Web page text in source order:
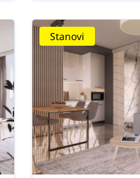
Stanovi